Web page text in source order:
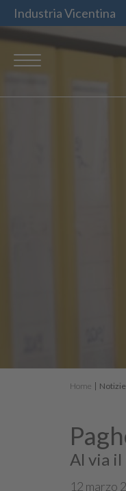
Industria Vicentina
Home
Al via il
12 marzo